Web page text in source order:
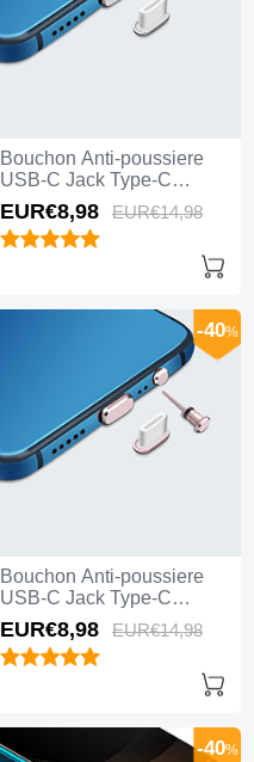
Bouchon Anti-poussiere
USB-C Jack Type-C
Universel H07 Argent
EUR€8,98 EUR€14,98
Bouchon Anti-poussiere
USB-C Jack Type-C
Universel H05 Or Rose
-40%
EUR€8,98 EUR€14,98
-40%